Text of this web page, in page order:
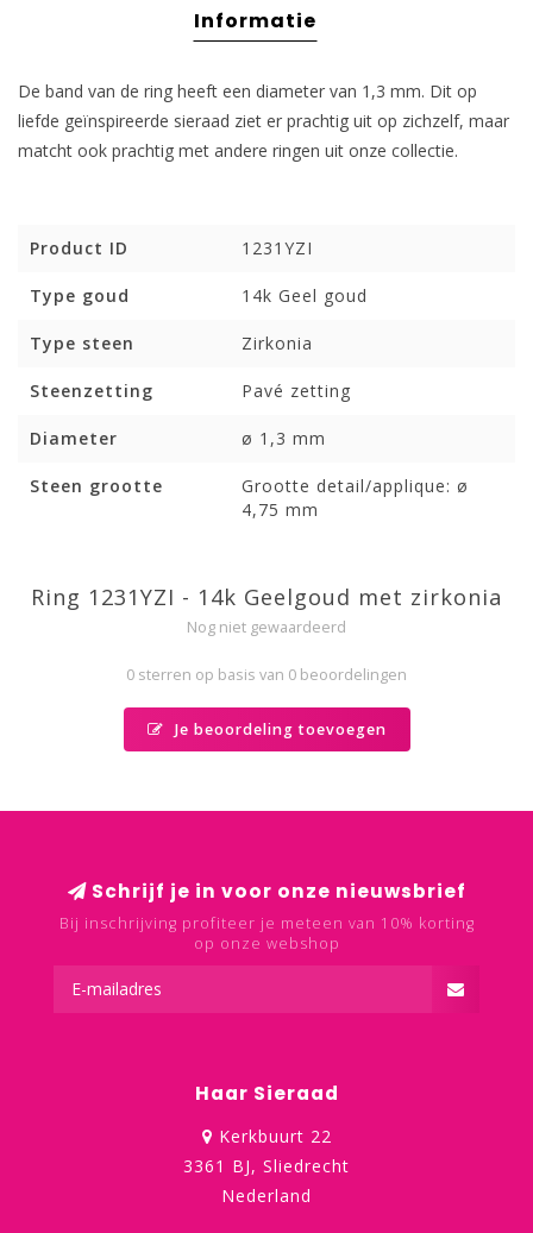
Informatie
De band van de ring heeft een diameter van 1,3 mm. Dit op
liefde geïnspireerde sieraad ziet er prachtig uit op zichzelf, maar
matcht ook prachtig met andere ringen uit onze collectie.
Product ID 1231YZI
Type goud 14k Geel goud
Type steen Zirkonia
Steenzetting Pavé zetting
Diameter ø 1,3 mm
Steen grootte
Grootte detail/applique: ø
4,75 mm
Ring 1231YZI - 14k Geelgoud met zirkonia
Nog niet gewaardeerd
0 sterren op basis van 0 beoordelingen
Je beoordeling toevoegen
Schrijf je in voor onze nieuwsbrief
Bij inschrijving profiteer je meteen van 10% korting
op onze webshop
Haar Sieraad
Kerkbuurt 22
3361 BJ, Sliedrecht
Nederland